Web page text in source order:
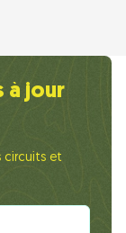
à jour
circuits et